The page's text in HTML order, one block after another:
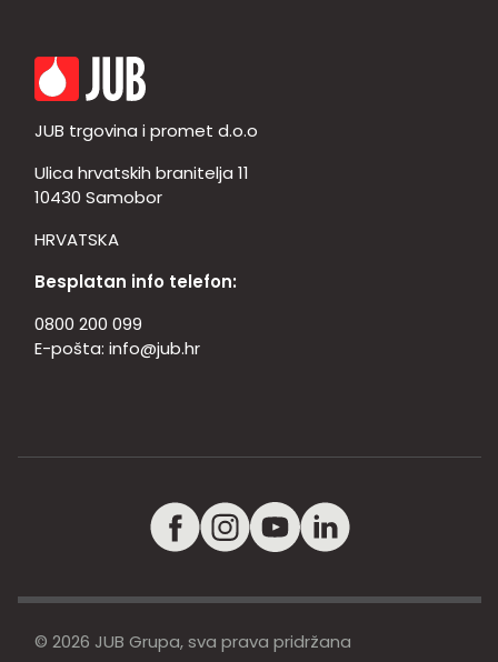
JUB trgovina i promet d.o.o
Ulica hrvatskih branitelja 11
10430 Samobor
HRVATSKA
Besplatan info telefon:
0800 200 099
E-pošta: info@jub.hr
© 2026 JUB Grupa, sva prava pridržana